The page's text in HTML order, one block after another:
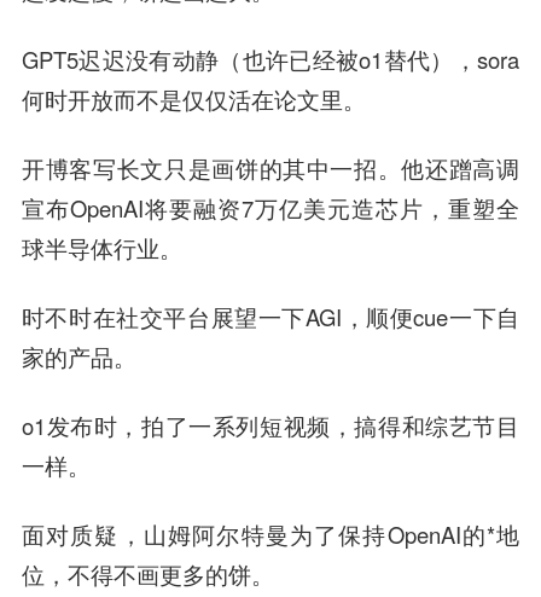
GPT5迟迟没有动静（也许已经被o1替代），sora
何时开放而不是仅仅活在论文里。
开博客写长文只是画饼的其中一招。他还蹭高调
宣布OpenAI将要融资7万亿美元造芯片，重塑全
球半导体行业。
时不时在社交平台展望一下AGI，顺便cue一下自
家的产品。
o1发布时，拍了一系列短视频，搞得和综艺节目
一样。
面对质疑，山姆阿尔特曼为了保持OpenAI的*地
位，不得不画更多的饼。